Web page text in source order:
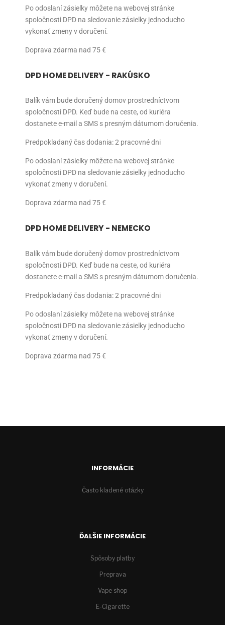
Po odoslaní zásielky môžete na webovej stránke
spoločnosti DPD na sledovanie zásielky jednoducho
vykonať zmeny v doručení.
Doprava zdarma nad 75 €
DPD HOME DELIVERY - RAKÚSKO
Balík vám bude doručený domov prostredníctvom
spoločnosti DPD. Keď bude na ceste, od kuriéra
dostanete e-mail a SMS s presným dátumom doručenia.
Predpokladaný čas dodania: 2 pracovné dni
Po odoslaní zásielky môžete na webovej stránke
spoločnosti DPD na sledovanie zásielky jednoducho
vykonať zmeny v doručení.
Doprava zdarma nad 75 €
DPD HOME DELIVERY - NEMECKO
Balík vám bude doručený domov prostredníctvom
spoločnosti DPD. Keď bude na ceste, od kuriéra
dostanete e-mail a SMS s presným dátumom doručenia.
Predpokladaný čas dodania: 2 pracovné dni
Po odoslaní zásielky môžete na webovej stránke
spoločnosti DPD na sledovanie zásielky jednoducho
vykonať zmeny v doručení.
Doprava zdarma nad 75 €
INFORMÁCIE
Často kladené otázky
ĎALŠIE INFORMÁCIE
Spôsoby platby
Preprava
Vape shop
E-Cigarette